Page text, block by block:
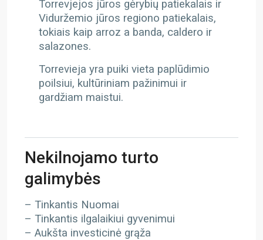
Torrevjejos jūros gėrybių patiekalais ir
Viduržemio jūros regiono patiekalais,
tokiais kaip arroz a banda, caldero ir
salazones.
Torrevieja yra puiki vieta paplūdimio
poilsiui, kultūriniam pažinimui ir
gardžiam maistui.
Nekilnojamo turto
galimybės
– Tinkantis Nuomai
– Tinkantis ilgalaikiui gyvenimui
– Aukšta investicinė grąža